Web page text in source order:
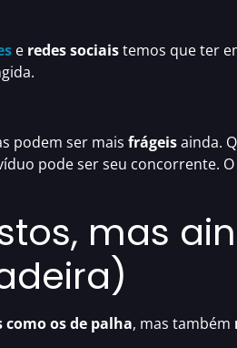
e redes sociaistemos que ter
podem ser mais frágeisainda.
pode ser seu concorrente. O
mas
os de palha, mas também